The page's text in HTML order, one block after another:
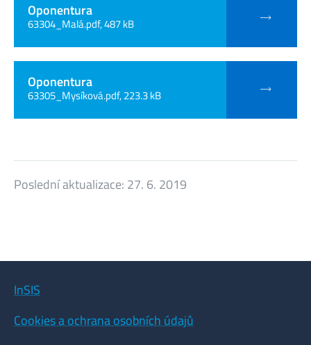
Oponentura
63304_Malá.pdf, 487 kB
Oponentura
63305_Mysíková.pdf, 223.3 kB
Poslední aktualizace: 27. 6. 2019
InSIS
Cookies a ochrana osobních údajů